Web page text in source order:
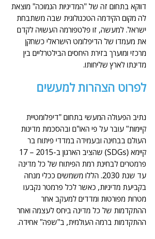
דווקא בתחום זה של "המדיניות הנמוכה" מוצאת
לה מקום הקידמה הטכנולוגית שבה משתבחת
ישראל. למעשה, זו פלטפורמה העשויה לקדם
את מעמדו של הדיפלומט הישראלי כשחקן
מרכזי ומוערך בזירת היחסים הבילטרליים בין
מדינתו לארץ שליחותו.
לפרוט הצהרות למעשים
נתיב הפעולה המעשי בתחום "דיפלומטיית
קיימות" עובר על פי האו"ם ובהסכמת מדינות
העולם בבחינה ובעמידה במדדי פיתוח בר
פרמטרים לבחינת רמת הפיתוח של כל מדינה
עד שנת 2030. הללו משמשים ככלי מנחה
בקביעת מדיניות, כאשר לכל פרמטר נקבעו
מטרות מפורטות ומדדים למעקב אחר
ההתקדמות של כל מדינה ביחס לעצמה ואחר
ההתקדמות ברמה העולמית, ב"שפה" אחידה.